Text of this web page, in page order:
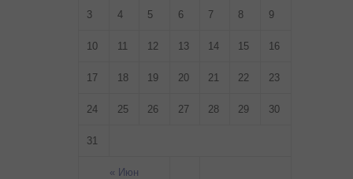
« Июн
3 4 5 6 7 8 9
10 11 12 13 14 15 16
17 18 19 20 21 22 23
24 25 26 27 28 29 30
31